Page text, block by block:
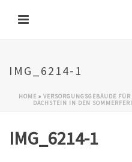
IMG_6214-1
HOME» VERSORGUNGSGEBÄUDE
DACHSTEIN IN DEN
IMG_6214-1